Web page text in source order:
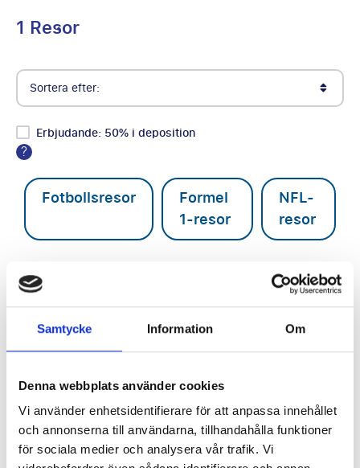
Samtycke Information Om
Denna webbplats använder cookies
Vi använder enhetsidentifierare för att anpassa innehållet
och annonserna till användarna, tillhandahålla funktioner
för sociala medier och analysera vår trafik. Vi
1 Resor
Sortera efter:
Erbjudande: 50% i deposition
?
Fotbollsresor Formel
1-resor
NFL-
resor
Grand Prix Qatar - Doha
söndag 29 nov.19:00
Bekräftat datum